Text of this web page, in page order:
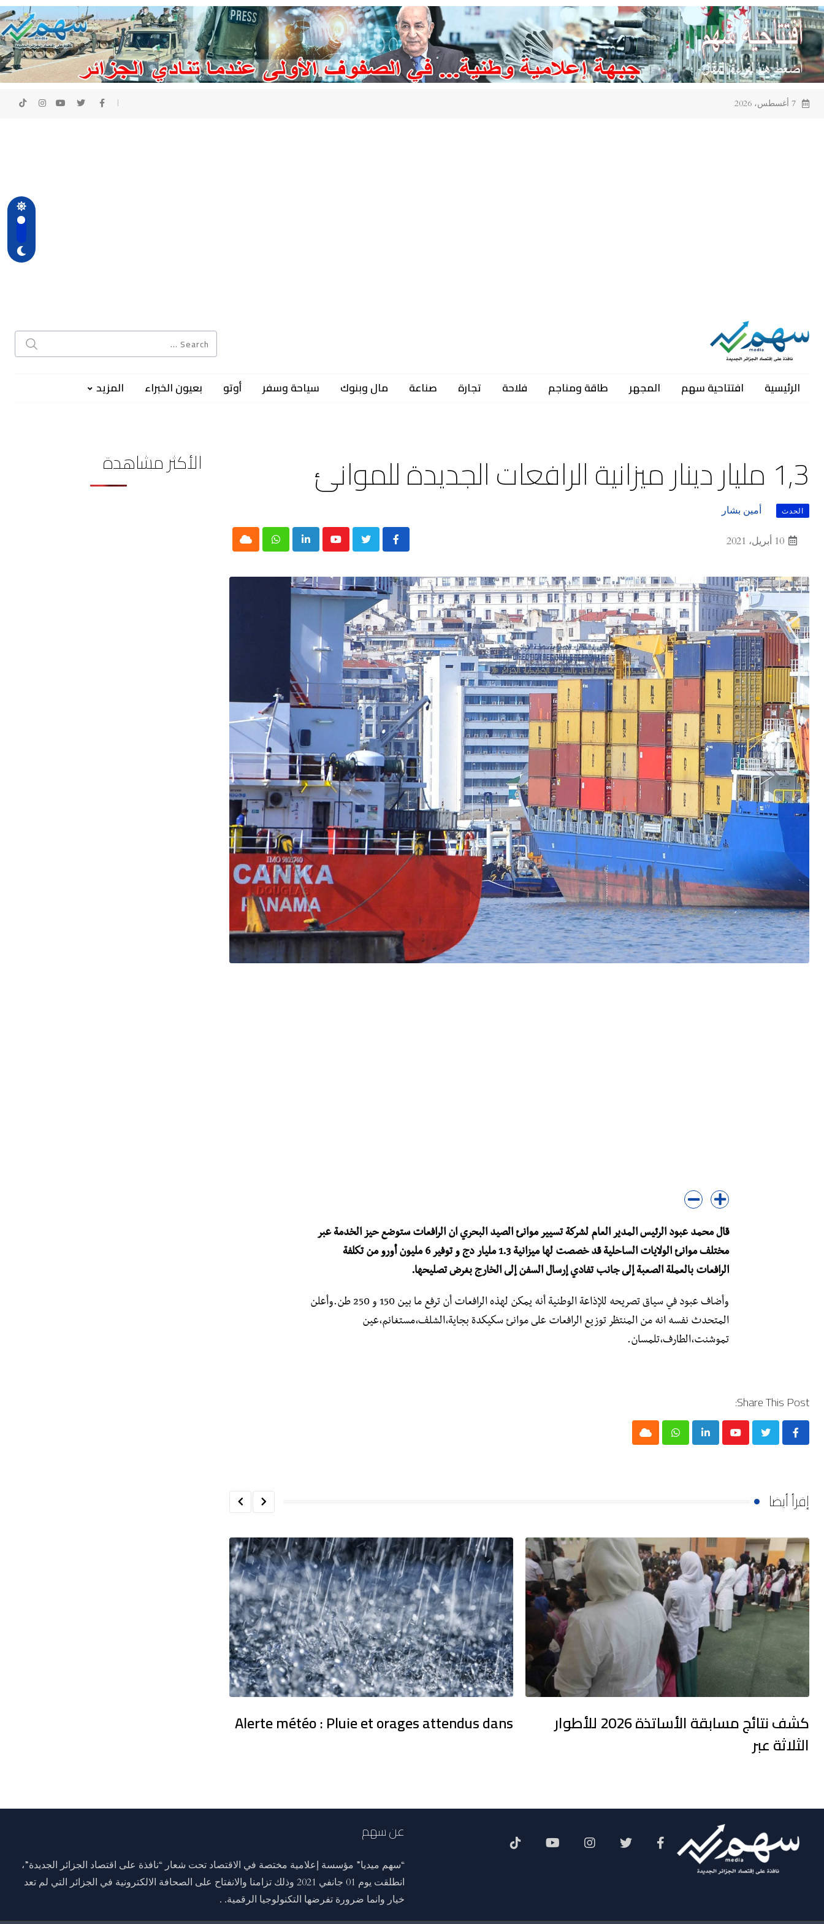
Skip
to
content
7 أغسطس، 2026
الرئيسية افتتاحية سهم المجهر طاقة ومناجم فلاحة تجارة صناعة مال وبنوك سياحة وسفر أوتو بعيون الخبراء المزيد
1,3 مليار دينار ميزانية الرافعات الجديدة للموانئ
الحدث أمين بشار
10 أبريل، 2021 Youtube
LinkedIn
Whatsapp
Cloud
قال محمد عبود الرئيس المدير العام لشركة تسيير موانئ الصيد البحري ان الرافعات ستوضع حيز الخدمة عبر
مختلف موانئ الولايات الساحلية قد خصصت لها ميزانية 1.3 مليار دج و توفير 6 مليون أورو من تكلفة
الرافعات بالعملة الصعبة إلى جانب تفادي إرسال السفن إلى الخارج بغرض تصليحها.
وأضاف عبود في سياق تصريحه للإذاعة الوطنية أنه يمكن لهذه الرافعات أن ترفع ما بين 150 و 250 طن.وأعلن
المتحدث نفسه انه من المنتظر توزيع الرافعات على موانئ سكيكدة بجاية،الشلف،مستغانم،عين
تموشنت،الطارف،تلمسان.
Share This Post:
Youtube
LinkedIn
Whatsapp
Cloud
إقرأ أيضا
كشف نتائج مسابقة الأساتذة 2026 للأطوار
الثلاثة عبر
Alerte météo : Pluie et orages attendus dans
الأكثر مشاهدة
Social Menu
عن سهم
“سهم ميديا” مؤسسة إعلامية مختصة في الاقتصاد تحت شعار “نافذة على اقتصاد الجزائر الجديدة”،
انطلقت يوم 01 جانفي 2021 وذلك تزامنا والانفتاح على الصحافة الالكترونية في الجزائر التي لم تعد
خيار وانما ضرورة تفرضها التكنولوجيا الرقمية. .